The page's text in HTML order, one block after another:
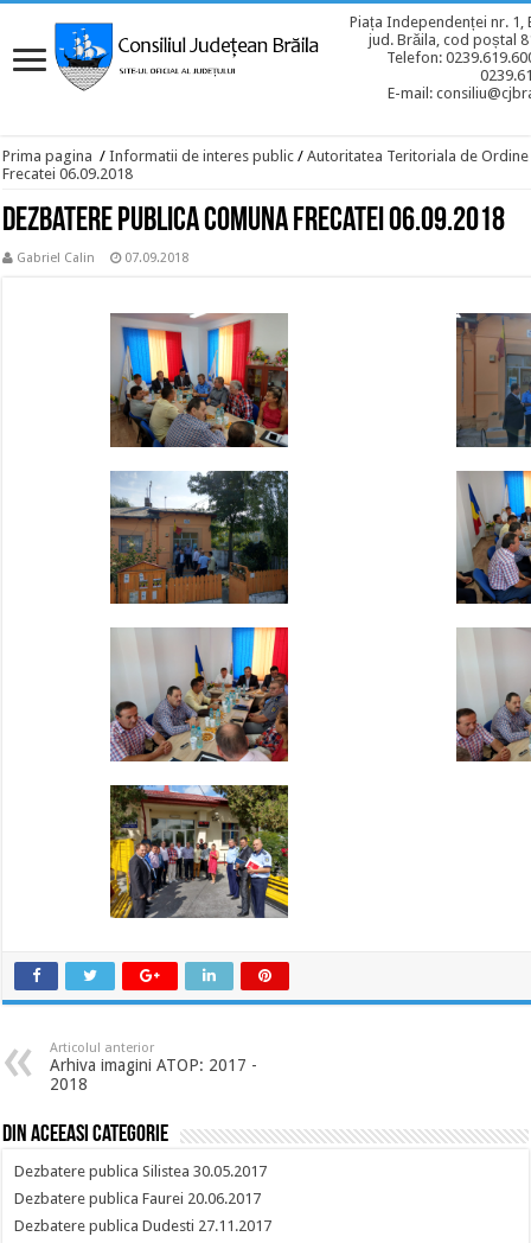
Piața Independenței nr. 1,
jud. Brăila, cod poștal
Telefon:
E-mail:
Prima pagina / Informatii de interes public / Autoritatea Teritoriala de Ordine
Frecatei 06.09.2018
Dezbatere publica Comuna Frecatei 06.09.2018
Gabriel Calin 07.09.2018
Articolul anterior
Arhiva imagini ATOP: 2017 -
2018
Din aceeasi categorie
Dezbatere publica Silistea 30.05.2017
Dezbatere publica Faurei 20.06.2017
Dezbatere publica Dudesti 27.11.2017